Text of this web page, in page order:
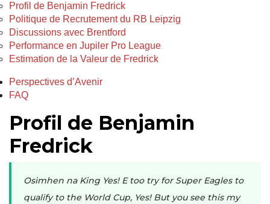
Profil de Benjamin Fredrick
Politique de Recrutement du RB Leipzig
Discussions avec Brentford
Performance en Jupiler Pro League
Estimation de la Valeur de Fredrick
Perspectives d’Avenir
FAQ
Profil de Benjamin
Fredrick
Osimhen na King Yes! E too try for Super Eagles to
qualify to the World Cup, Yes! But you see this my